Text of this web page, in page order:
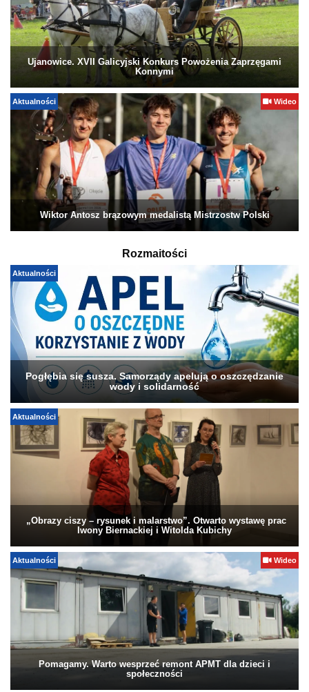
Ujanowice. XVII Galicyjski Konkurs Powożenia Zaprzęgami
Konnymi
Aktualności Wideo
Wiktor Antosz brązowym medalistą Mistrzostw Polski
Rozmaitości
Aktualności
Pogłębia się susza. Samorządy apelują o oszczędzanie
wody i solidarność
Aktualności
„Obrazy ciszy – rysunek i malarstwo”. Otwarto wystawę prac
Iwony Biernackiej i Witolda Kubichy
Aktualności Wideo
Pomagamy. Warto wesprzeć remont APMT dla dzieci i
społeczności